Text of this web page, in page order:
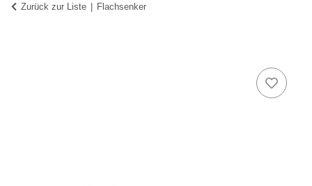
Zurück zur Liste Flachsenker